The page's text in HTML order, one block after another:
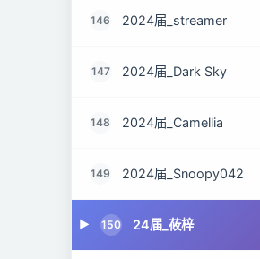
146 2024届_streamer
147 2024届_Dark Sky
148 2024届_Camellia
149 2024届_Snoopy042
150 24届_莜梓